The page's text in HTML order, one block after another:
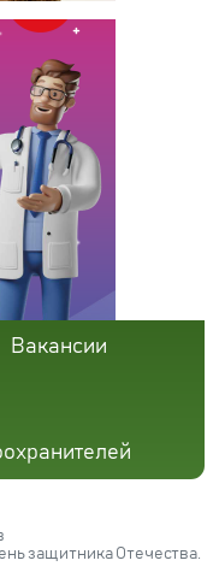
Вакансии
защитника Отечества.